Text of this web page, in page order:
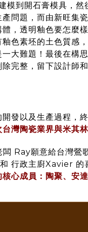
到開石膏模具，然
問題，而由新旺集
，透明釉色要怎麼
色素坯的土色質感
大難題！最後在構
完整，留下設計師
發以及生產過程，
台灣陶瓷業界與米其
Ray願意給台灣鶯
行政主廚Xavier 的
心成員：陶聚、安